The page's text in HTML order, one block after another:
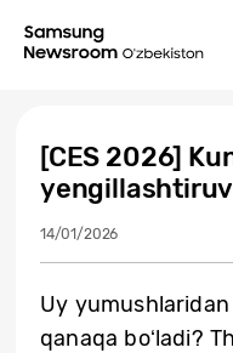
[CES 2026]
14/01/2026
Uy
qanaqa boʻladi?